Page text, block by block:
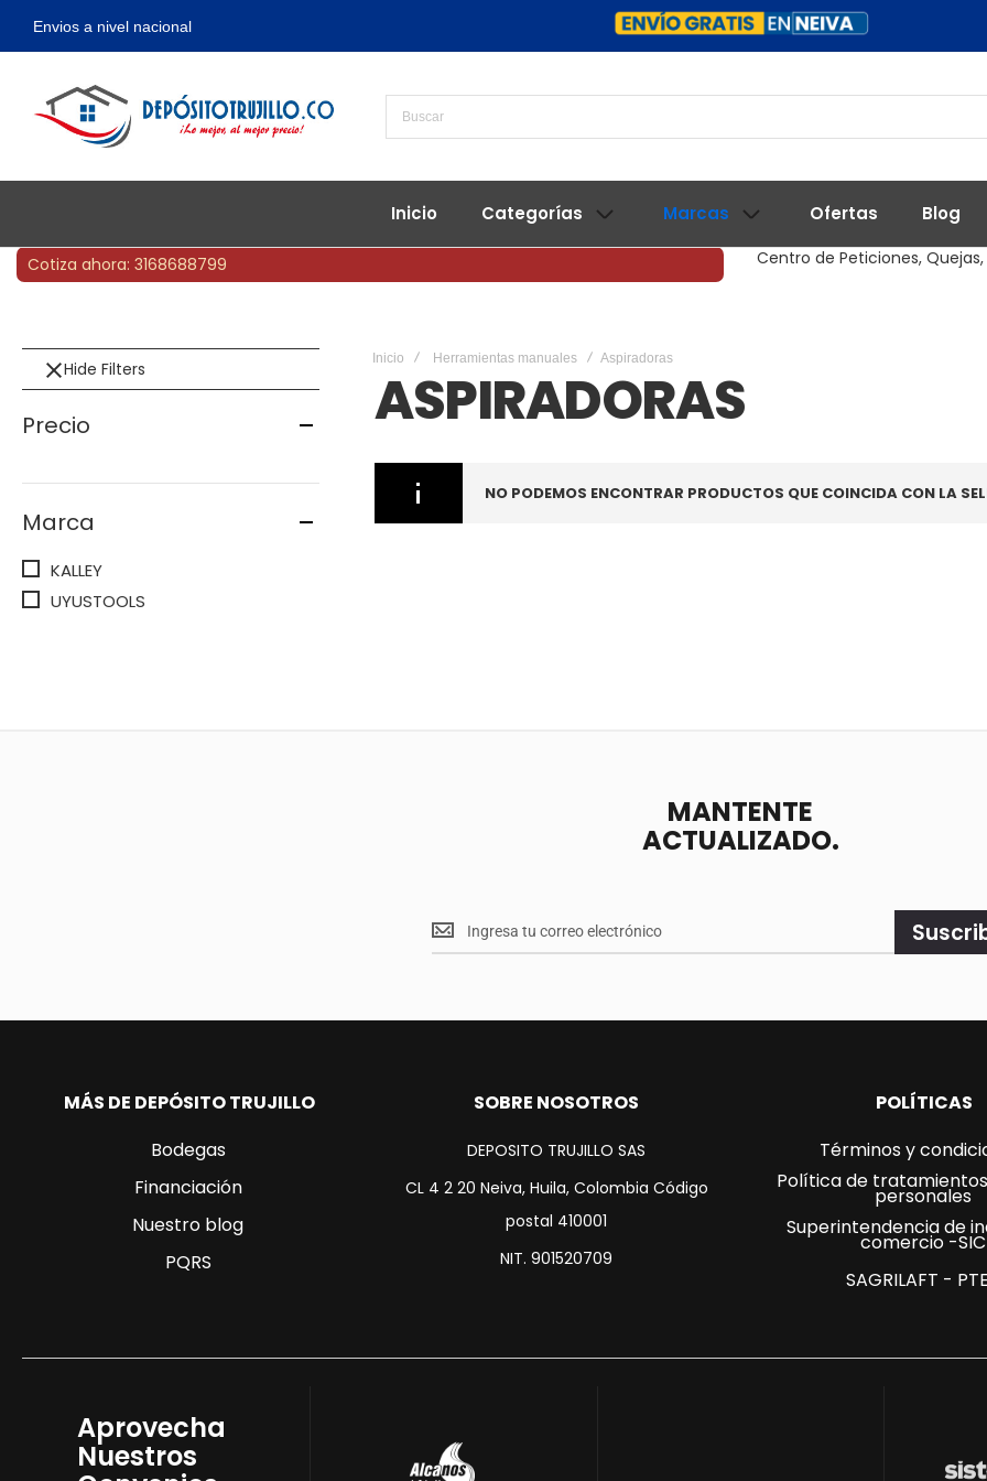
Envios a nivel nacional
Inicio Categorías Marcas Ofertas Blog
Cotiza ahora: 3168688799 Centro de Peticiones, Quejas,
Inicio Herramientas manuales Aspiradoras
ASPIRADORAS
NO PODEMOS ENCONTRAR PRODUCTOS QUE COINCIDA CON LA
Hide Filters
Precio
Marca
KALLEY
UYUSTOOLS
MANTENTE
ACTUALIZADO.
Mantente
<br>
MÁS DE DEPÓSITO TRUJILLO
Bodegas
Financiación
Nuestro blog
PQRS
SOBRE NOSOTROS
DEPOSITO TRUJILLO SAS
CL 4 2 20 Neiva, Huila, Colombia Código
postal 410001
NIT. 901520709
POLÍTICAS
Términos y
Política de
personales
Superintendencia de
comercio -SIC
SAGRILAFT -
Aprovecha
Nuestros